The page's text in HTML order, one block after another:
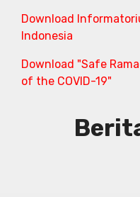
Download
Indonesia
Download "Safe
of the COVID-19"